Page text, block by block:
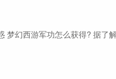
梦幻西游军功怎么获得? 据了